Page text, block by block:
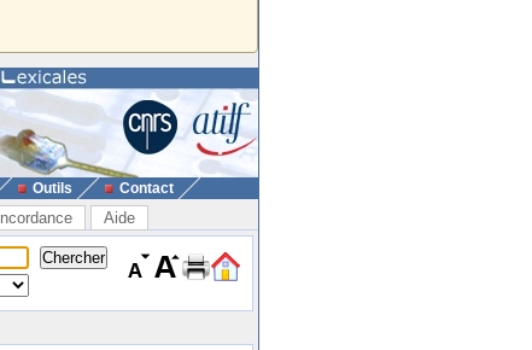
Outils Contact
Aide